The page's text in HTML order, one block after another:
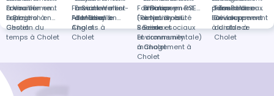
d'Ornon
près-Bordeaux
à Vouillé
à Saint-Vallier-
de-Thiey
à Pompey
à Tourrettes-
sur-Loup
Environnement
à Béziers
Environnement
à Marseille
Environnement
à Neuilly-sur-
Seine
dans
Environnement
à distance
Formation en
Espagnol à
Cholet
Formation en
Allemand à
Cholet
Formation en RSE
(Responsabilité
Sociale et
Environnementale)
à Cholet
Formation en
Développement
durable à
Cholet
Formation en
Gestion du
temps à Cholet
Formation en
Anglais à
Cholet
Formation en
Réseaux sociaux
et community
management à
Cholet